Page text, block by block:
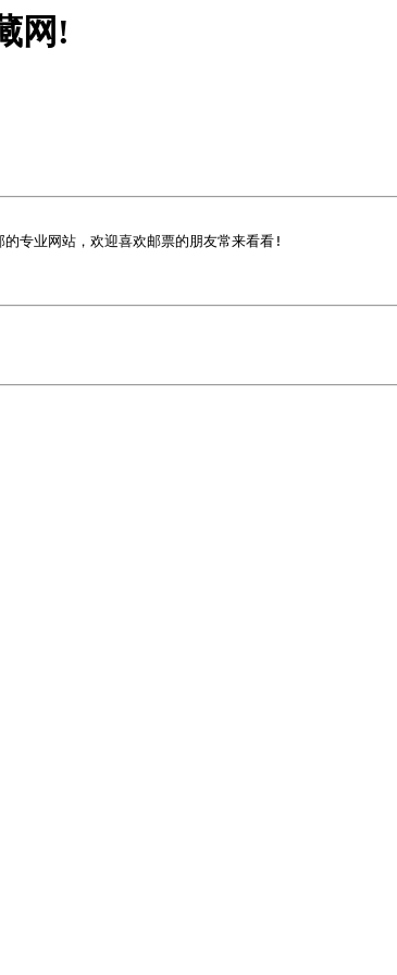
网!
专业网站，欢迎喜欢邮票的朋友常来看看!